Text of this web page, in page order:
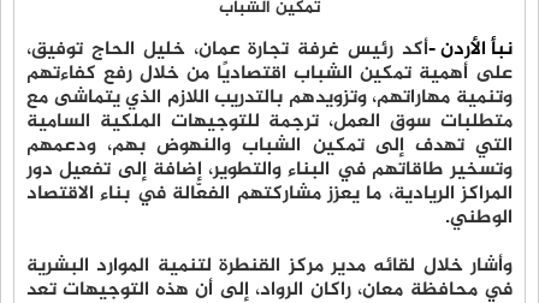
نبأ الأردن -أكد رئيس غرفة تجارة عمان، خليل الحاج توفيق،
على أهمية تمكين الشباب اقتصاديًا من خلال رفع كفاءتهم
وتنمية مهاراتهم، وتزويدهم بالتدريب اللازم الذي يتماشى مع
متطلبات سوق العمل، ترجمة للتوجيهات الملكية السامية
التي تهدف إلى تمكين الشباب والنهوض بهم، ودعمهم
وتسخير طاقاتهم في البناء والتطوير، إضافة إلى تفعيل دور
المراكز الريادية، ما يعزز مشاركتهم الفعّالة في بناء الاقتصاد
الوطني.
وأشار خلال لقائه مدير مركز القنطرة لتنمية الموارد البشرية
في محافظة معان، راكان الرواد، إلى أن هذه التوجيهات تعد